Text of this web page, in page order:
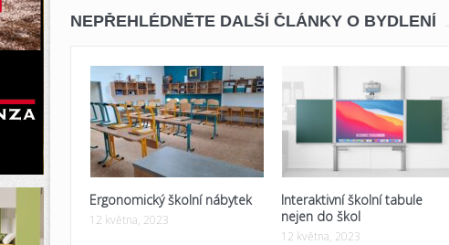
NEPŘEHLÉDNĚTE DALŠÍ ČLÁNKY O BYDLENÍ
Ergonomický školní nábytek
12 května, 2023
Interaktivní školní tabule
nejen do škol
12 května, 2023